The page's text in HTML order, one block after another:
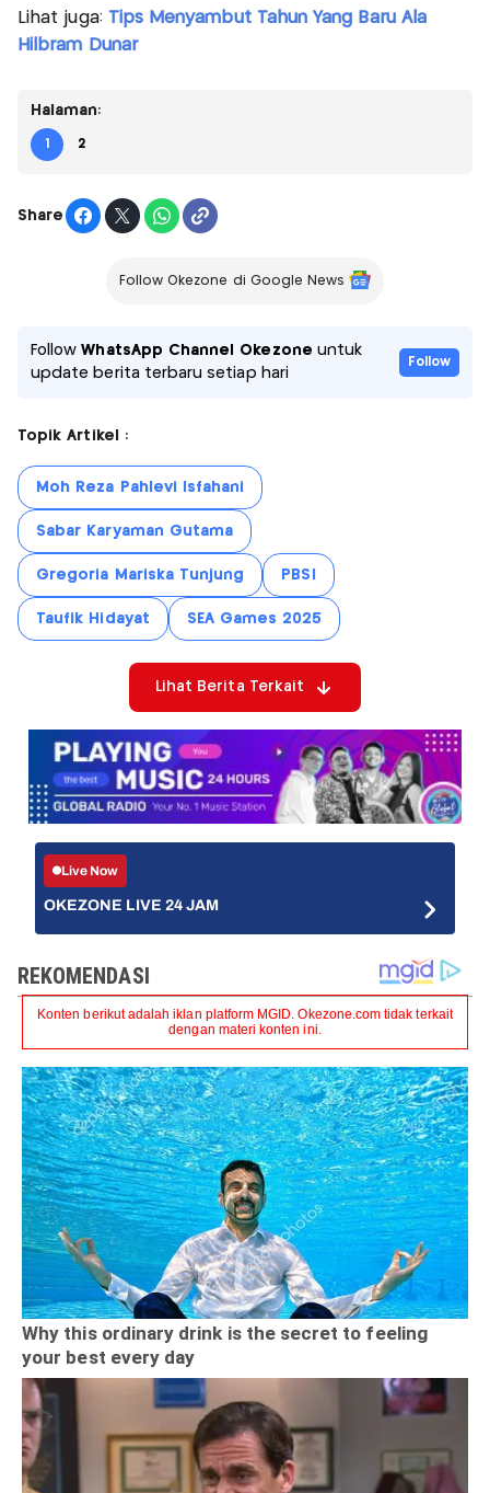
Lihat juga: Tips Menyambut Tahun Yang Baru Ala
Hilbram Dunar
Halaman:
1 2
Share
Follow Okezone di Google News
FollowWhatsApp Channel Okezone untuk
update berita terbaru setiap hari
Follow
Topik Artikel :
Moh Reza Pahlevi Isfahani
Sabar Karyaman Gutama
Gregoria Mariska Tunjung PBSI
Taufik Hidayat SEA Games 2025
Lihat Berita Terkait
Live Now
OKEZONE LIVE 24 JAM